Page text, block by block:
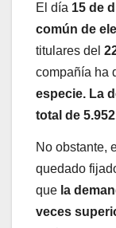
El día 15 de
común de
titulares del
compañía ha
especie. La
total de
No obstante,
quedado
que la
veces